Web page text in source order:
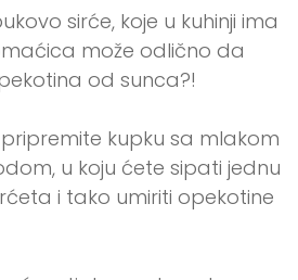
sirće, koje u kuhinji ima
može odlično da
od sunca?!
kupku sa mlakom
u koju ćete sipati jednu
i tako umiriti opekotine